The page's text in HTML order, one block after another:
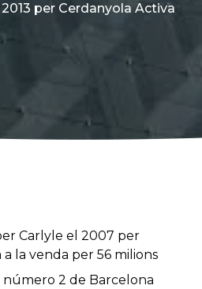
per Cerdanyola Activa
Carlyle el 2007 per
a la venda per 56 milions
2 de Barcelona